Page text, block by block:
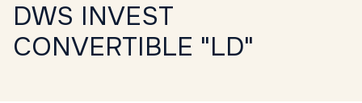
DWS INVEST
CONVERTIBLE "LD"